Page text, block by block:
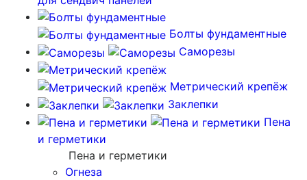
Болты фундаментные
Саморезы
Метрический крепёж
Заклепки
Пена
и герметики
Пена и герметики
Огнеза